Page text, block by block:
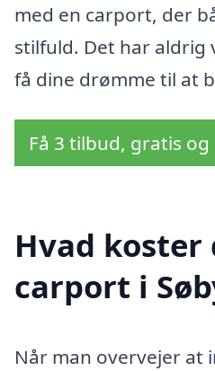
med en carport, der
stilfuld. Det har
få dine drømme til at
Få 3 tilbud, gratis
Hvad
carport i
Når man overvejer at